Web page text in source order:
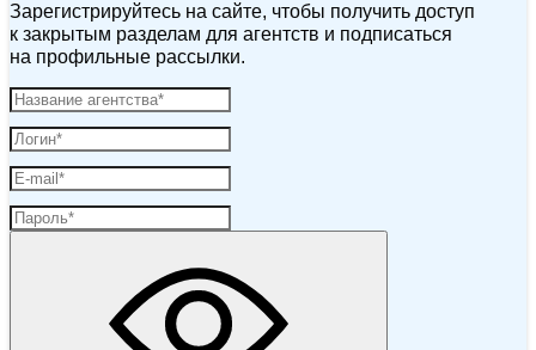
Зарегистрируйтесь на сайте, чтобы получить доступ
к закрытым разделам для агентств и подписаться
на профильные рассылки.